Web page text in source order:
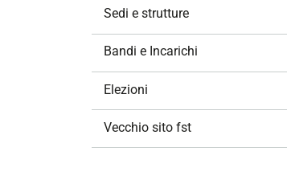
Sedi e strutture
Bandi e Incarichi
Elezioni
Vecchio sito fst